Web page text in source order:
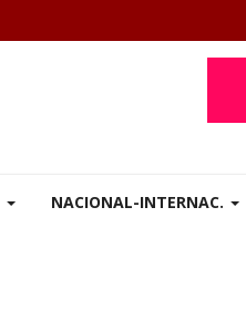
NACIONAL-INTERNAC.